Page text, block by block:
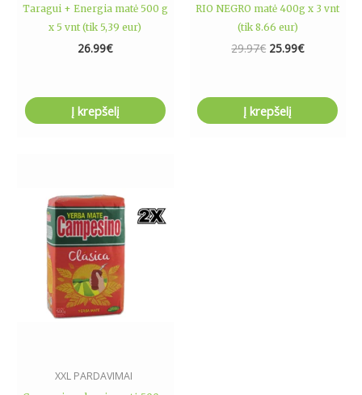
Taragui + Energia matė 500 g
x 5 vnt (tik 5,39 eur)
26.99€
Į krepšelį
RIO NEGRO matė 400g x 3 vnt
(tik 8.66 eur)
29.97€ 25.99€
Į krepšelį
XXL PARDAVIMAI